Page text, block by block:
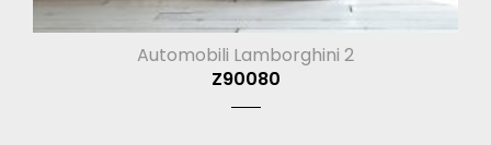
Automobili Lamborghini 2
Z90080